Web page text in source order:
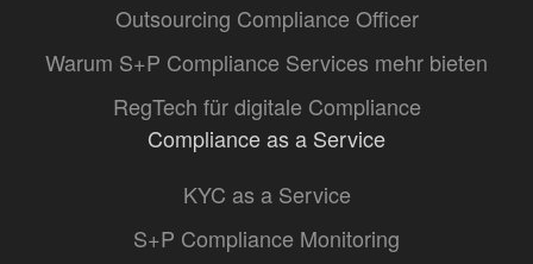
Outsourcing Compliance Officer
Warum S+P Compliance Services mehr bieten
RegTech für digitale Compliance
Compliance as a Service
KYC as a Service
S+P Compliance Monitoring